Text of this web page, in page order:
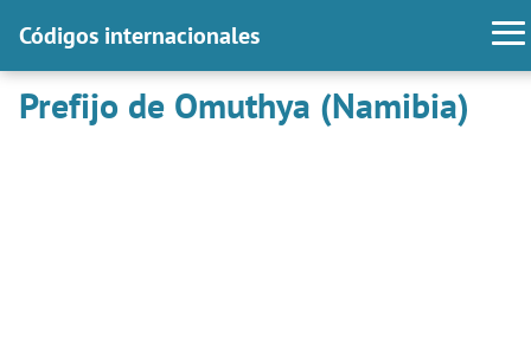
Códigos internacionales
Prefijo de Omuthya (Namibia)